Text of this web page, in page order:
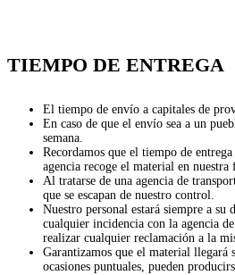
TIEMPO DE ENTREGA
El tiempo de envío a capitales de
En caso de que el envío sea a un
semana.
Recordamos que el tiempo de
agencia recoge el material en nuestra
Al tratarse de una agencia de
que se escapan de nuestro control.
Nuestro personal estará siempre a su
cualquier incidencia con la agencia
realizar cualquier reclamación a la
Garantizamos que el material llegará
ocasiones puntuales, pueden